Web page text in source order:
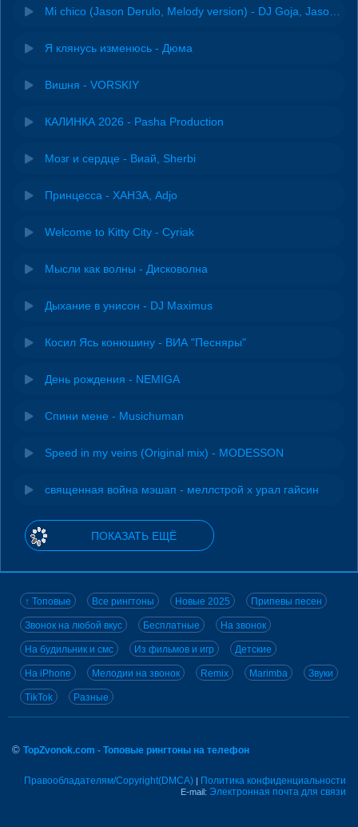
Я клянусь изменюсь - Дюма
Вишня - VORSKIY
КАЛИНКА 2026 - Pasha Production
Мозг и сердце - Виай, Sherbi
Принцесса - ХАНЗА, Adjo
Welcome to Kitty City - Cyriak
Мысли как волны - Дисковолна
Дыхание в унисон - DJ Maximus
Косил Ясь конюшину - ВИА "Песняры"
День рождения - NEMIGA
Спини мене - Musichuman
Speed in my veins (Original mix) - MODESSON
священная война мэшап - меллстрой х урал гайсин
ПОКАЗАТЬ ЕЩЁ
↑ Топовые Все рингтоны Новые 2025 Припевы песен
Звонок на любой вкус Бесплатные На звонок
На будильник и смс Из фильмов и игр Детские
На iPhone Мелодии на звонок Remix Marimba Звуки
TikTok Разные
© TopZvonok.com - Топовые рингтоны на телефон
Правообладателям/Copyright(DMCA) | Политика конфиденциальности
E-mail: Электронная почта для связи